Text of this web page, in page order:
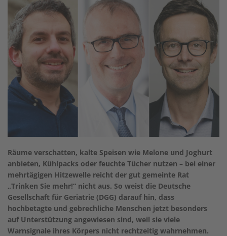
Räume verschatten, kalte Speisen wie Melone und Joghurt
anbieten, Kühlpacks oder feuchte Tücher nutzen – bei einer
mehrtägigen Hitzewelle reicht der gut gemeinte Rat
„Trinken Sie mehr!“ nicht aus. So weist die Deutsche
Gesellschaft für Geriatrie (DGG) darauf hin, dass
hochbetagte und gebrechliche Menschen jetzt besonders
auf Unterstützung angewiesen sind, weil sie viele
Warnsignale ihres Körpers nicht rechtzeitig wahrnehmen.